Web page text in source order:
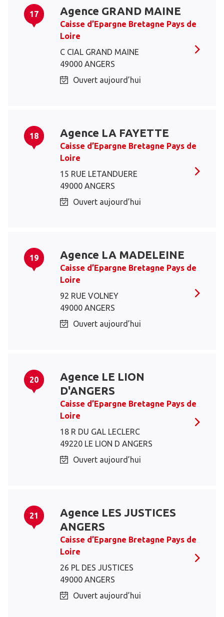
17 Agence GRAND MAINE
Caisse d’Epargne Bretagne Pays de
Loire
C CIAL GRAND MAINE
49000 ANGERS
Ouvert aujourd’hui
18 Agence LA FAYETTE
Caisse d’Epargne Bretagne Pays de
Loire
15 RUE LETANDUERE
49000 ANGERS
Ouvert aujourd’hui
19 Agence LA MADELEINE
Caisse d’Epargne Bretagne Pays de
Loire
92 RUE VOLNEY
49000 ANGERS
Ouvert aujourd’hui
20
Agence LE LION
D'ANGERS
Caisse d’Epargne Bretagne Pays de
Loire
18 R DU GAL LECLERC
49220 LE LION D ANGERS
Ouvert aujourd’hui
21
Agence LES JUSTICES
ANGERS
Caisse d’Epargne Bretagne Pays de
Loire
26 PL DES JUSTICES
49000 ANGERS
Ouvert aujourd’hui